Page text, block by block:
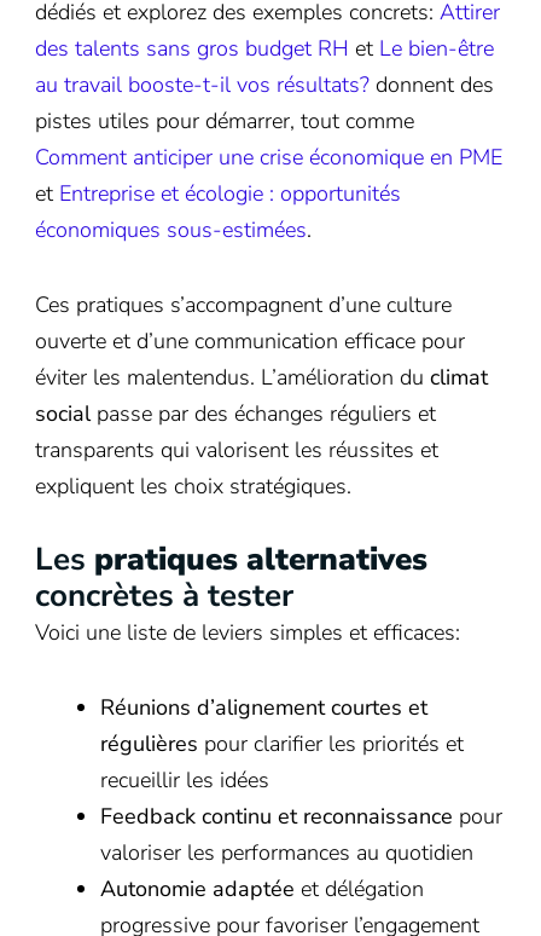
dédiés et explorez des exemples concrets: Attirer
des talents sans gros budget RH et Le bien-être
au travail booste-t-il vos résultats? donnent des
pistes utiles pour démarrer, tout comme
Comment anticiper une crise économique en PME
et Entreprise et écologie : opportunités
économiques sous-estimées.
Ces pratiques s’accompagnent d’une culture
ouverte et d’une communication efficace pour
éviter les malentendus. L’amélioration du climat
socialpasse par des échanges réguliers et
transparents qui valorisent les réussites et
expliquent les choix stratégiques.
Les pratiques alternatives
concrètes à tester
Voici une liste de leviers simples et efficaces:
Réunions d’alignement courtes et
régulières pour clarifier les priorités et
recueillir les idées
Feedback continu et reconnaissance pour
valoriser les performances au quotidien
Autonomie adaptée et délégation
progressive pour favoriser l’engagement